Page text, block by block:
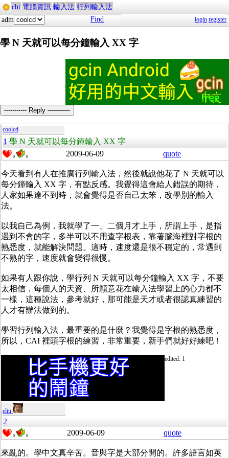
cht 電腦資訊 輸入法 行列輸入法
adm
Find login register
學 N 天就可以每分鐘輸入 XX 字
----------- Reply -----------
coolcd
1 學 N 天就可以每分鐘輸入 XX 字
0 0 2009-06-09 quote
今天看到有人在推廣行列輸入法，然後就說他花了 N 天就可以
每分鐘輸入 XX 字，有點反感。我覺得這會給人錯誤的期待，
人家如果達不到時，就會覺得是否自己太笨，改學別的輸入
法。
以我自己為例，我就學了一、二個月才上手，所謂上手，是指
遇到不會的字，多半可以不用查字根表，靠著腦海裡對字根的
熟悉度，就能解決問題。這時，速度還是很不穩定的，常遇到
不熟的字，速度就會變得很慢。
如果有人跟你說，學行列 N 天就可以每分鐘輸入 XX 字，不要
太相信，每個人的天資、所願意花在輸入法學習上的心力都不
一樣，這種說法，參考就好，那可能是天才或者很認真練習的
人才有辦法做到的。
學習行列輸入法，最重要的是什麼？我覺得是字根的熟悉度，
所以，CAI 裡頭字根的練習，非常重要，新手們就好好練吧！
edited: 1
eliu
2
0 0 2009-06-09 quote
來亂的。學中文真辛苦。音與字是大部分開的。許多語言如英